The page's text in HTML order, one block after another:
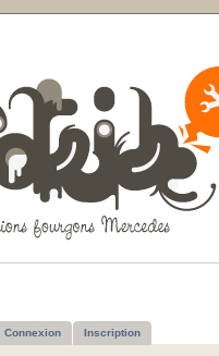
Connexion Inscription